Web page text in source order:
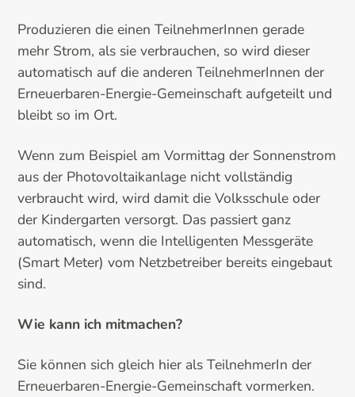
Produzieren die einen TeilnehmerInnen gerade
mehr Strom, als sie verbrauchen, so wird dieser
automatisch auf die anderen TeilnehmerInnen der
Erneuerbaren-Energie-Gemeinschaft aufgeteilt und
bleibt so im Ort.
Wenn zum Beispiel am Vormittag der Sonnenstrom
aus der Photovoltaikanlage nicht vollständig
verbraucht wird, wird damit die Volksschule oder
der Kindergarten versorgt. Das passiert ganz
automatisch, wenn die Intelligenten Messgeräte
(Smart Meter) vom Netzbetreiber bereits eingebaut
sind.
Wie kann ich mitmachen?
Sie können sich gleich hier als TeilnehmerIn der
Erneuerbaren-Energie-Gemeinschaft vormerken.